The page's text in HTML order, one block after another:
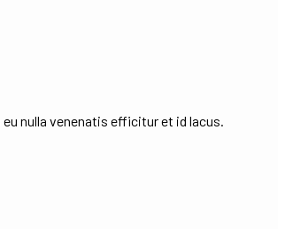
nulla venenatis efficitur et id lacus.